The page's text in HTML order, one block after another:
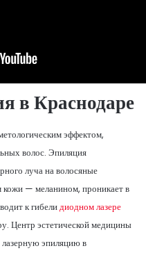
в Краснодаре
эффектом,
волос. Эпиляция
луча на волосяные
кожи — меланином, проникает в
к гибелидиодном лазере
Центр эстетической медицины
эпиляцию в